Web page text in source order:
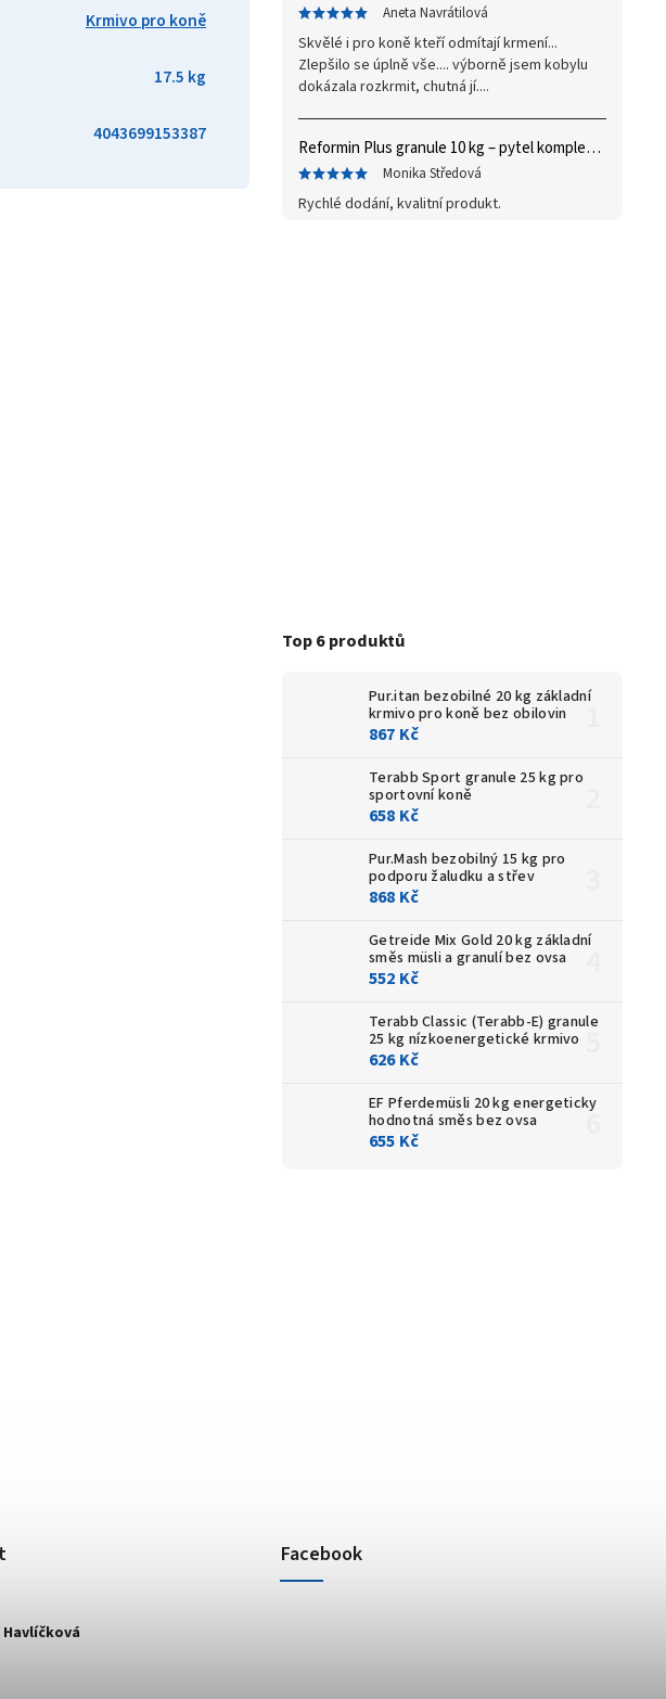
Aneta Navrátilová
Skvělé i pro koně kteří odmítají krmení...
Zlepšilo se úplně vše.... výborně jsem kobylu
dokázala rozkrmit, chutná jí....
Reformin Plus granule 10 kg – pytelkomplex vitaminů a minerálů
Monika Středová
Rychlé dodání, kvalitní produkt.
Top 6 produktů
Pur.itan bezobilné 20 kg základní
krmivo pro koně bez obilovin
867 Kč
Terabb Sport granule 25 kgpro
sportovní koně
658 Kč
Pur.Mash bezobilný 15 kg pro
podporu žaludku a střev
868 Kč
Getreide Mix Gold 20 kg základní
směs müsli a granulí bez ovsa
552 Kč
Terabb Classic (Terabb-E) granule
25 kg nízkoenergetické krmivo
626 Kč
EF Pferdemüsli 20 kgenergeticky
hodnotná směs bez ovsa
655 Kč
Krmivo pro koně
17.5 kg
4043699153387
Facebook